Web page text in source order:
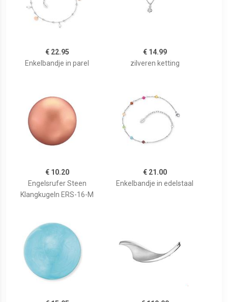
€ 22.95
Enkelbandje in parel
€ 14.99
zilveren ketting
€ 10.20
Engelsrufer Steen
Klangkugeln ERS-16-M
€ 21.00
Enkelbandje in edelstaal